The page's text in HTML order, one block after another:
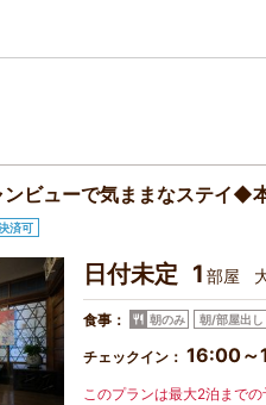
ンビューで気ままなステイ◆
済可
日付未定 1 部屋
食事： 朝のみ 朝/部屋出し
チェックイン： 16:00
このプランは最大2泊までの